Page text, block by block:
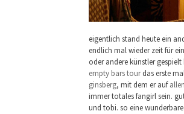
eigentlich stand heute ein
endlich mal wieder zeit für
oder andere künstler
empty bars tourdas erste
ginsberg, mit dem er auf
immer totales fangirl sein.
und tobi. so eine